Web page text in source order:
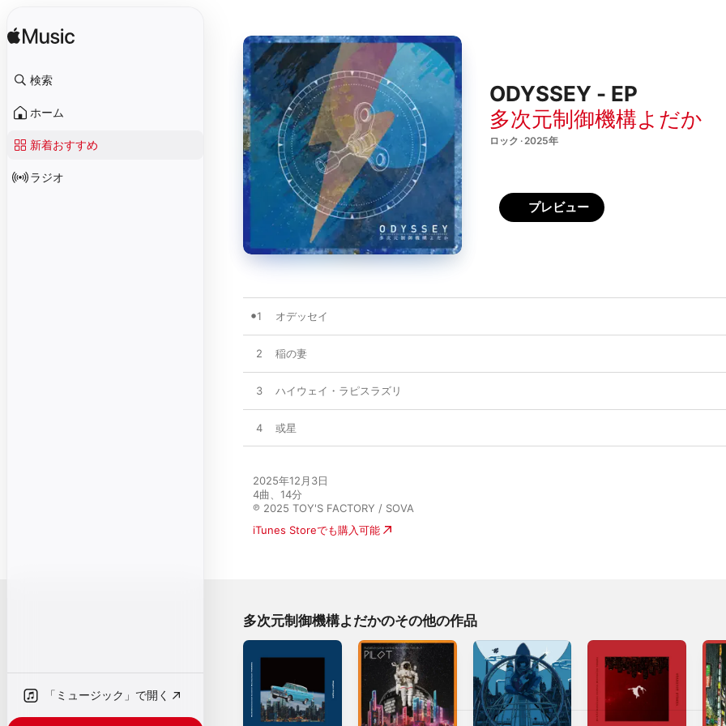
検索
ホーム
新着おすすめ
ラジオ
「ミュージック」で開く
ODYSSEY - EP
多次元制御機構よだか
ロック · 2025年
プレビュー
1 オデッセイ
2 稲の妻
3 ハイウェイ・ラピスラズリ
4 或星
2025年12月3日
4曲、14分
℗ 2025 TOY'S FACTORY / SOVA
iTunes Storeでも購入可能
多次元制御機構よだかのその他の作品